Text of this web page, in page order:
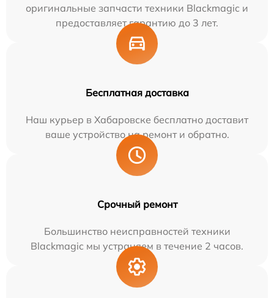
оригинальные запчасти техники Blackmagic и
предоставляет гарантию до 3 лет.
Бесплатная доставка
Наш курьер в Хабаровске бесплатно доставит
ваше устройство на ремонт и обратно.
Срочный ремонт
Большинство неисправностей техники
Blackmagic мы устраняем в течение 2 часов.